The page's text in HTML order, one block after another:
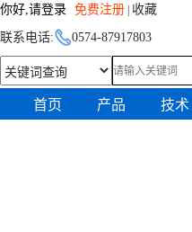
你好,请登录 免费注册 收藏
联系电话: 0574-87917803
首页 产品 技术